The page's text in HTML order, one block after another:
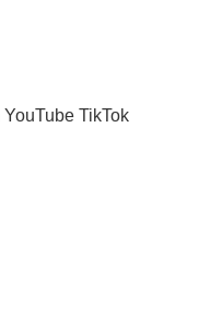
YouTube TikTok